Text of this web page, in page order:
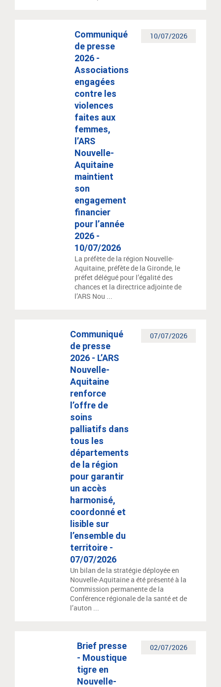
10/07/2026
Communiqué
de presse
2026 -
Associations
engagées
contre les
violences
faites aux
femmes,
l’ARS
Nouvelle-
Aquitaine
maintient
son
engagement
financier
pour l’année
2026 -
10/07/2026
La préfète de la région Nouvelle-
Aquitaine, préfète de la Gironde, le
préfet délégué pour l’égalité des
chances et la directrice adjointe de
l’ARS Nou ...
07/07/2026
Communiqué
de presse
2026 - L’ARS
Nouvelle-
Aquitaine
renforce
l’offre de
soins
palliatifs dans
tous les
départements
de la région
pour garantir
un accès
harmonisé,
coordonné et
lisible sur
l’ensemble du
territoire -
07/07/2026
Un bilan de la stratégie déployée en
Nouvelle-Aquitaine a été présenté à la
Commission permanente de la
Conférence régionale de la santé et de
l’auton ...
02/07/2026
Brief presse
- Moustique
tigre en
Nouvelle-